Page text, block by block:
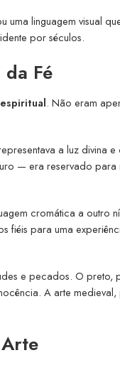
linguagem visual
por séculos.
Fé
. Não eram
a luz divina
— era reservado para
cromática a outro
fiéis para uma
e pecados. O preto,
A arte